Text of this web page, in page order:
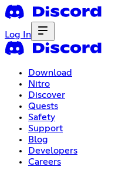
Log In
Download
Nitro
Discover
Quests
Safety
Support
Blog
Developers
Careers